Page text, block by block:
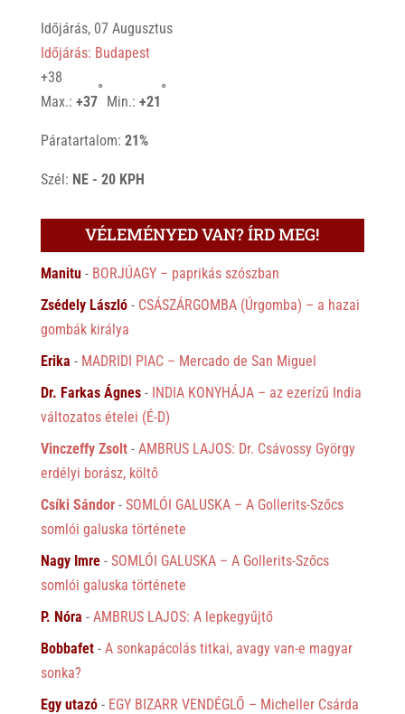
Időjárás, 07 Augusztus
Időjárás: Budapest
+38
Max.: +37
°
Min.: +21
°
Páratartalom: 21%
Szél: NE - 20 KPH
VÉLEMÉNYED VAN? ÍRD MEG!
Manitu- BORJÚAGY – paprikás szószban
Zsédely László- CSÁSZÁRGOMBA (Úrgomba) – a hazai
gombák királya
Erika - MADRIDI PIAC – Mercado de San Miguel
Dr. Farkas Ágnes- INDIA KONYHÁJA – az ezerízű India
változatos ételei (É-D)
Vinczeffy Zsolt- AMBRUS LAJOS: Dr. Csávossy György
erdélyi borász, költő
Csíki Sándor- SOMLÓI GALUSKA – A Gollerits-Szőcs
somlói galuska története
Nagy Imre- SOMLÓI GALUSKA – A Gollerits-Szőcs
somlói galuska története
P. Nóra - AMBRUS LAJOS: A lepkegyűjtő
Bobbafet- A sonkapácolás titkai, avagy van-e magyar
sonka?
Egy utazó- EGY BIZARR VENDÉGLŐ – Micheller Csárda